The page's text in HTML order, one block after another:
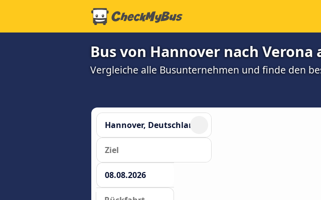
Bus von Hannover nach Verona
Vergleiche alle Busunternehmen und finde den